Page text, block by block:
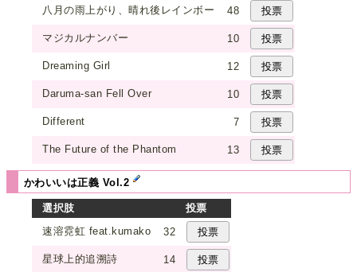
八月の雨上がり、晴れ後レインボー
48
マジカルナンバー 10
Dreaming Girl 12
Daruma-san Fell Over 10
Different 7
The Future of the Phantom 13
かわいいは正義 Vol.2
選択肢
投票
速溶霓虹 feat.kumako
32
星球上的追溯詩 14